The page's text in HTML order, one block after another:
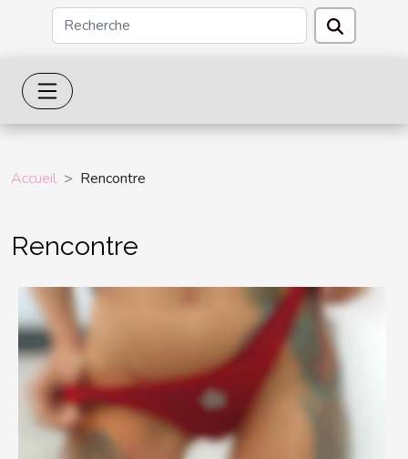
Accueil Rencontre
Rencontre